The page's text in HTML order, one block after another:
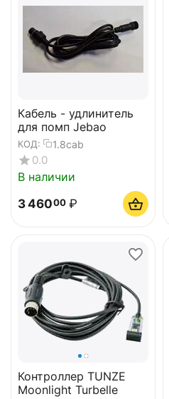
Кабель - удлинитель
для помп Jebao
КОД: 1.8cab
0.0
В наличии
3 46000 ₽
Контроллер TUNZE
Moonlight Turbelle